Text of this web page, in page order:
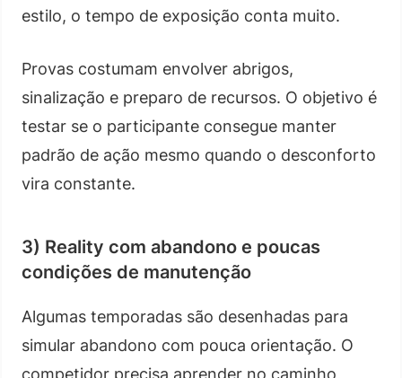
estilo, o tempo de exposição conta muito.
Provas costumam envolver abrigos,
sinalização e preparo de recursos. O objetivo é
testar se o participante consegue manter
padrão de ação mesmo quando o desconforto
vira constante.
3) Reality com abandono e poucas
condições de manutenção
Algumas temporadas são desenhadas para
simular abandono com pouca orientação. O
competidor precisa aprender no caminho,